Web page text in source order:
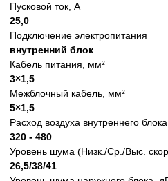
Пусковой ток, А
25,0
Подключение электропитания
внутренний блок
Кабель питания, мм²
3×1,5
Межблочный кабель, мм²
5×1,5
Расход воздуха внутреннего
320 - 480
Уровень шума (Низк./Ср./Выс.
26,5/38/41